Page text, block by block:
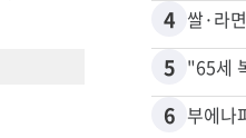
4
5
6